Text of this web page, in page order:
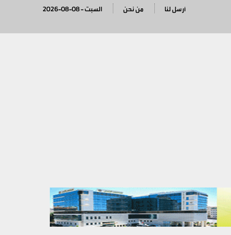
2026-08-08 - السبت من نحن أرسل لنا